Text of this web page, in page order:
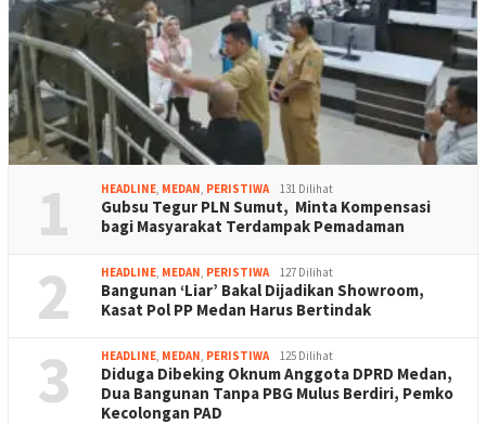
1 HEADLINE, MEDAN, PERISTIWA 131 Dilihat
Gubsu Tegur PLN Sumut, Minta Kompensasi
bagi Masyarakat Terdampak Pemadaman
2 HEADLINE, MEDAN, PERISTIWA 127 Dilihat
Bangunan ‘Liar’ Bakal Dijadikan Showroom,
Kasat Pol PP Medan Harus Bertindak
3 HEADLINE, MEDAN, PERISTIWA 125 Dilihat
Diduga Dibeking Oknum Anggota DPRD Medan,
Dua Bangunan Tanpa PBG Mulus Berdiri, Pemko
Kecolongan PAD